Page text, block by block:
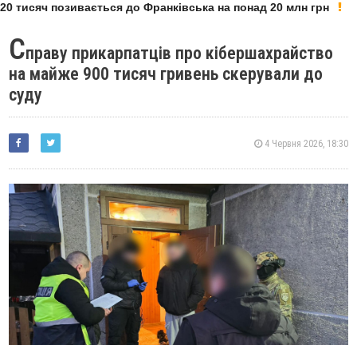
позивається до Франківська на понад 20 млн грн
Справу прикарпатців про кібершахрайство
на майже 900 тисяч гривень скерували до
суду
4 Червня 2026, 18:30